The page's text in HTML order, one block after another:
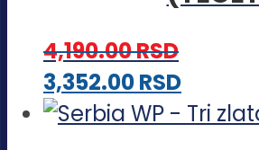
4,190.00RSD
3,352.00RSDOvaj